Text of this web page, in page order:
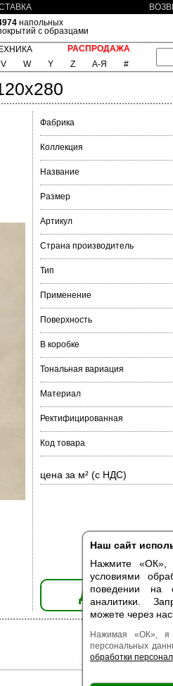
Наш сайт
Нажмите «ОК»,
условиями
поведении на
аналитики.
можете через
Нажимая «ОК»,
персональных
обработки
напольных
с образцами
РАСПРОДАЖА
V W Y Z А-Я #
Фабрика
Коллекция
Название
Размер
Артикул
Страна производитель
Тип
Применение
Поверхность
В коробке
Тональная вариация
Материал
Ректифицированная
Код товара
цена за м² (с НДС)
Есть образец |